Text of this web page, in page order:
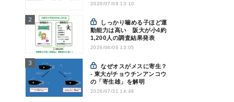
2026/07/09 13:10
動能力は高い 阪大が小4約
1,200人の調査結果発表
2026/08/06 13:05
なぜオスがメスに寄生？
- 東大がチョウチンアンコウ
の「寄生雄」を解明
2026/07/31 14:48